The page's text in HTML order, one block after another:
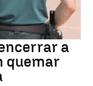
a
quemar